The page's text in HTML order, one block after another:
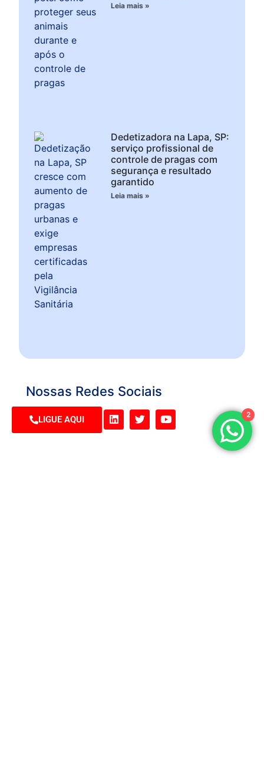
Leia mais »
Dedetizadora na Lapa, SP:
serviço profissional de
controle de pragas com
segurança e resultado
garantido
Leia mais »
Nossas Redes Sociais
LIGUE AQUI 2